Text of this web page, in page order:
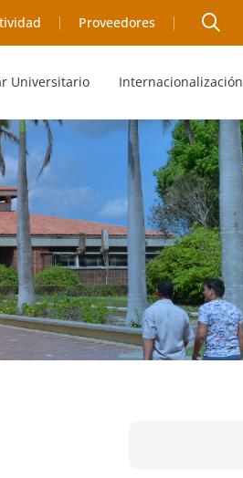
Proveedores
Universitario Internacionalización